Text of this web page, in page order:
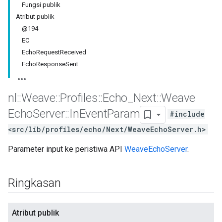
Fungsi publik
Atribut publik
@194
EC
EchoRequestReceived
EchoResponseSent
nl ::Weave::Profiles::Echo Next::Weave
EchoServer::InEventParam
#include
<src/lib/profiles/echo/Next/WeaveEchoServer.h>
Parameter input ke peristiwa API WeaveEchoServer.
Ringkasan
Atribut publik